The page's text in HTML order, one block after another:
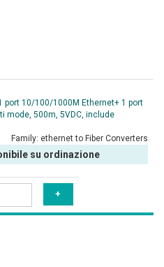
port 10/100/1000M Ethernet+ 1 port
mode, 500m, 5VDC, include
Family: ethernet to Fiber Converters
su ordinazione